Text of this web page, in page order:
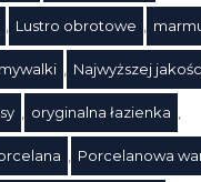
, Lustro obrotowe ,
, Najwyższej
, oryginalna łazienka ,
, Porcelanowa